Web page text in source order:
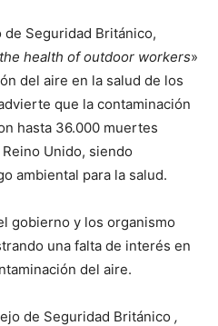
Seguridad Británico,
health of outdoor workers»
del aire en la salud de los
que la contaminación
hasta 36.000 muertes
Unido, siendo
ambiental para la salud.
gobierno y los organismo
una falta de interés en
del aire.
de Seguridad Británico ,